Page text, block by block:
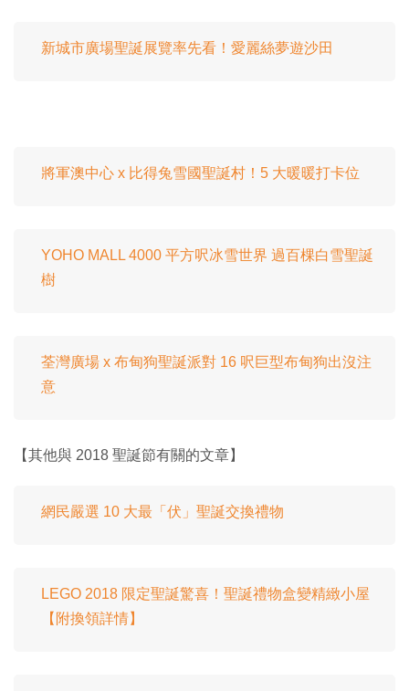
新城市廣場聖誕展覽率先看！愛麗絲夢遊沙田
將軍澳中心 x 比得兔雪國聖誕村！5 大暖暖打卡位
YOHO MALL 4000 平方呎冰雪世界 過百棵白雪聖誕
樹
荃灣廣場 x 布甸狗聖誕派對 16 呎巨型布甸狗出沒注
意
【其他與 2018 聖誕節有關的文章】
網民嚴選 10 大最「伏」聖誕交換禮物
LEGO 2018 限定聖誕驚喜！聖誕禮物盒變精緻小屋
【附換領詳情】